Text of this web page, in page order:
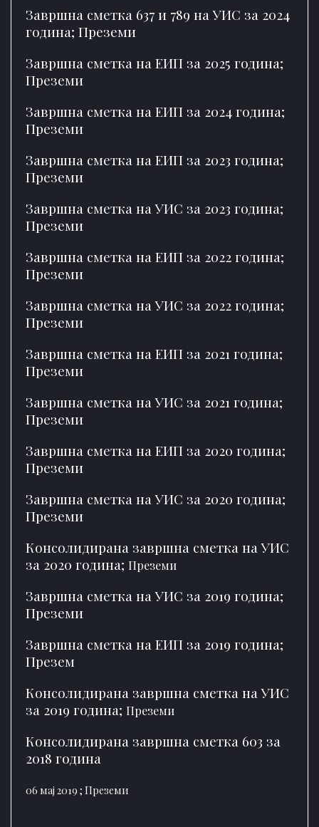
Завршна сметка 637 и 789 на УИС за 2024
година; Преземи
Завршна сметка на ЕИП за 2025 година;
Преземи
Завршна сметка на ЕИП за 2024 година;
Преземи
Завршна сметка на ЕИП за 2023 година;
Преземи
Завршна сметка на УИС за 2023 година;
Преземи
Завршна сметка на ЕИП за 2022 година;
Преземи
Завршна сметка на УИС за 2022 година;
Преземи
Завршна сметка на ЕИП за 2021 година;
Преземи
Завршна сметка на УИС за 2021 година;
Преземи
Завршна сметка на ЕИП за 2020 година;
Преземи
Завршна сметка на УИС за 2020 година;
Преземи
Консолидирана завршна сметка на УИС
за 2020 година; Преземи
Завршна сметка на УИС за 2019 година;
Преземи
Завршна сметка на ЕИП за 2019 година;
Презем
Консолидирана завршна сметка на УИС
за 2019 година; Преземи
Консолидирана завршна сметка 603 за
2018 година
06 мај 2019 ; Преземи